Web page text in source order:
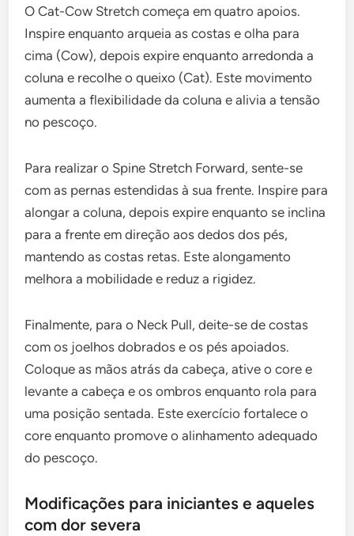
O Cat-Cow Stretch começa em quatro apoios.
Inspire enquanto arqueia as costas e olha para
cima (Cow), depois expire enquanto arredonda a
coluna e recolhe o queixo (Cat). Este movimento
aumenta a flexibilidade da coluna e alivia a tensão
no pescoço.
Para realizar o Spine Stretch Forward, sente-se
com as pernas estendidas à sua frente. Inspire para
alongar a coluna, depois expire enquanto se inclina
para a frente em direção aos dedos dos pés,
mantendo as costas retas. Este alongamento
melhora a mobilidade e reduz a rigidez.
Finalmente, para o Neck Pull, deite-se de costas
com os joelhos dobrados e os pés apoiados.
Coloque as mãos atrás da cabeça, ative o core e
levante a cabeça e os ombros enquanto rola para
uma posição sentada. Este exercício fortalece o
core enquanto promove o alinhamento adequado
do pescoço.
Modificações para iniciantes e aqueles
com dor severa